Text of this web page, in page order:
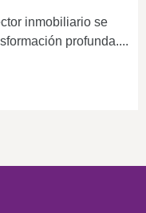
inmobiliario se
profunda....